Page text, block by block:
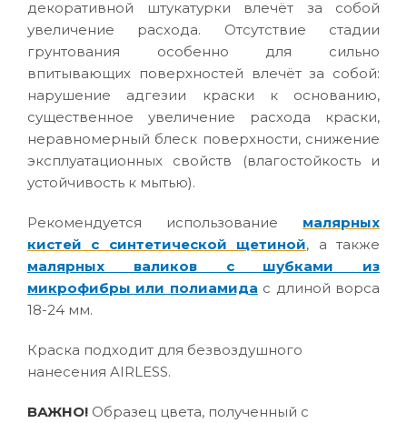
декоративной штукатурки влечёт за собой
увеличение расхода. Отсутствие стадии
грунтования особенно для сильно
впитывающих поверхностей влечёт за собой:
нарушение адгезии краски к основанию,
существенное увеличение расхода краски,
неравномерный блеск поверхности, снижение
эксплуатационных свойств (влагостойкость и
устойчивость к мытью).
Рекомендуется использование малярных
кистей с синтетической щетиной, а также
малярных валиков с шубками из
микрофибры или полиамида с длиной ворса
18-24 мм.
Краска подходит для безвоздушного
нанесения AIRLESS.
ВАЖНО! Образец цвета, полученный с